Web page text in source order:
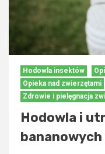
Hodowla insektów
Opieka nad zwierzętami
Zdrowie i pielęgnacja
Hodowla i
bananowych